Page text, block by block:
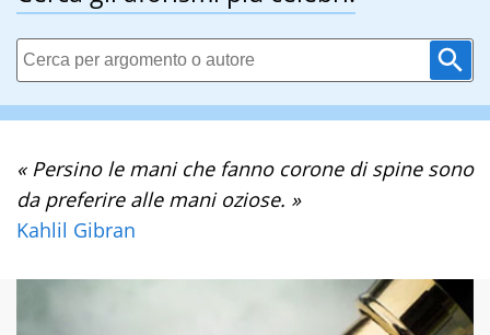
« Persino le mani che fanno corone di spine sono
da preferire alle mani oziose. »
Kahlil Gibran